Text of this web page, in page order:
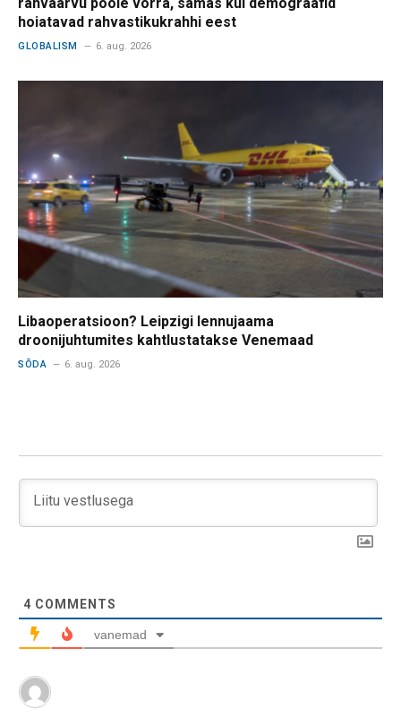
hoiatavad rahvastikukrahhi eest
GLOBALISM 6. aug. 2026
Libaoperatsioon? Leipzigi lennujaama
droonijuhtumites kahtlustatakse Venemaad
SÕDA 6. aug. 2026
4 COMMENTS
vanemad